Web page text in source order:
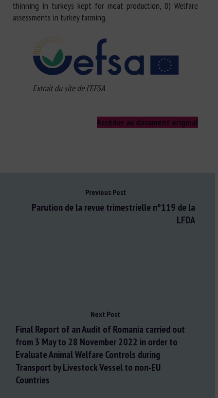
thinning in turkeys kept for meat production, 8) Welfare
assessments in turkey farming.
Extrait du site de l’EFSA
Accéder au document original
Previous Post
Parution de la revue trimestrielle n°119 de la
LFDA
Next Post
Final Report of an Audit of Romania carried out
from 3 May to 28 November 2022 in order to
Evaluate Animal Welfare Controls during
Transport by Livestock Vessel to non-EU
Countries